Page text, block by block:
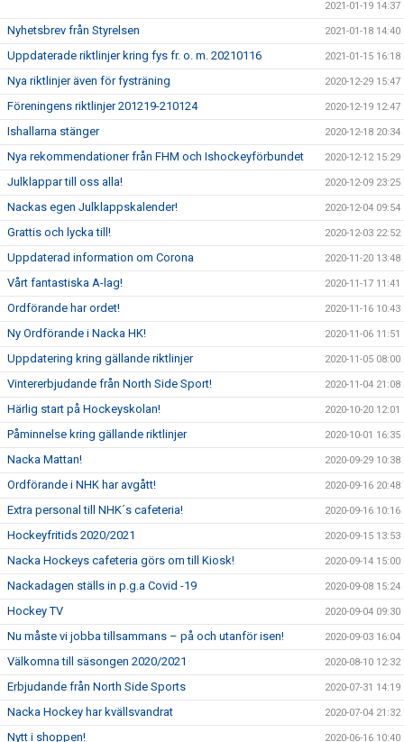
2021-01-19 14:37
Nyhetsbrev från Styrelsen 2021-01-18 14:40
Uppdaterade riktlinjer kring fys fr. o. m. 20210116 2021-01-15 16:18
Nya riktlinjer även för fysträning 2020-12-29 15:47
Föreningens riktlinjer 201219-210124 2020-12-19 12:47
Ishallarna stänger 2020-12-18 20:34
Nya rekommendationer från FHM och Ishockeyförbundet 2020-12-12 15:29
Julklappar till oss alla! 2020-12-09 23:25
Nackas egen Julklappskalender! 2020-12-04 09:54
Grattis och lycka till! 2020-12-03 22:52
Uppdaterad information om Corona 2020-11-20 13:48
Vårt fantastiska A-lag! 2020-11-17 11:41
Ordförande har ordet! 2020-11-16 10:43
Ny Ordförande i Nacka HK! 2020-11-06 11:51
Uppdatering kring gällande riktlinjer 2020-11-05 08:00
Vintererbjudande från North Side Sport! 2020-11-04 21:08
Härlig start på Hockeyskolan! 2020-10-20 12:01
Påminnelse kring gällande riktlinjer 2020-10-01 16:35
Nacka Mattan! 2020-09-29 10:38
Ordförande i NHK har avgått! 2020-09-16 20:48
Extra personal till NHK´s cafeteria! 2020-09-16 10:16
Hockeyfritids 2020/2021 2020-09-15 13:53
Nacka Hockeys cafeteria görs om till Kiosk! 2020-09-14 15:00
Nackadagen ställs in p.g.a Covid -19 2020-09-08 15:24
Hockey TV 2020-09-04 09:30
Nu måste vi jobba tillsammans – på och utanför isen! 2020-09-03 16:04
Välkomna till säsongen 2020/2021 2020-08-10 12:32
Erbjudande från North Side Sports 2020-07-31 14:19
Nacka Hockey har kvällsvandrat 2020-07-04 21:32
Nytt i shoppen! 2020-06-16 10:40